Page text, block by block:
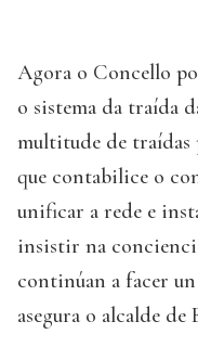
Agora o Concello
o sistema da traída
multitude de traídas
que contabilice o
unificar a rede e
insistir na
continúan a facer un
asegura o alcalde